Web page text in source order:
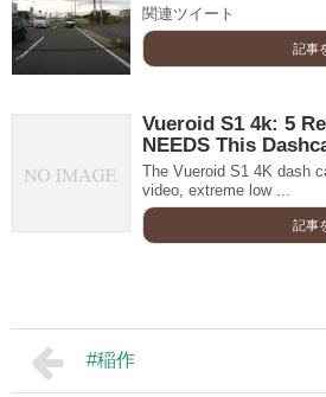
関連ツイート
記事
Vueroid S1 4k: 5
NEEDS This
The Vueroid S1 4K dash
video, extreme low ...
記事
#稲作